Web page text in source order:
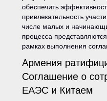
обеспечить
привлекательность
числе малых и
процесса
рамках выполнения
Армения
Соглашение о
ЕАЭС и Китаем